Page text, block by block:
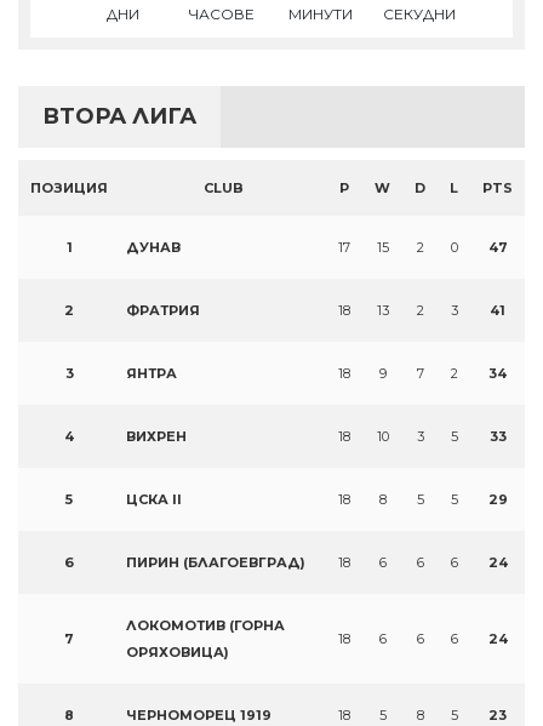
ДНИ ЧАСОВЕ МИНУТИ СЕКУДНИ
ВТОРА ЛИГА
ПОЗИЦИЯ CLUB P W D L PTS
1 ДУНАВ 17 15 2 0 47
2 ФРАТРИЯ 18 13 2 3 41
3 ЯНТРА 18 9 7 2 34
4 ВИХРЕН 18 10 3 5 33
5 ЦСКА II 18 8 5 5 29
6 ПИРИН (БЛАГОЕВГРАД) 18 6 6 6 24
7
ЛОКОМОТИВ (ГОРНА
ОРЯХОВИЦА)
18 6 6 6 24
8 ЧЕРНОМОРЕЦ 1919 18 5 8 5 23